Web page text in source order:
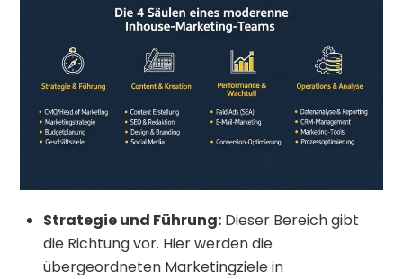
Strategie und Führung: Dieser Bereich gibt
die Richtung vor. Hier werden die
übergeordneten Marketingziele in